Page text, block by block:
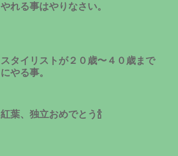
やれる事はやりなさい。
スタイリストが２０歳〜４０歳まで
にやる事。
紅葉、独立おめでとう🍾